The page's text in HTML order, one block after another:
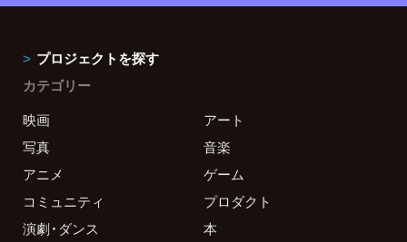
プロジェクトを探す
カテゴリー
映画
アート
写真
音楽
アニメ
ゲーム
コミュニティ
プロダクト
演劇・ダンス
本